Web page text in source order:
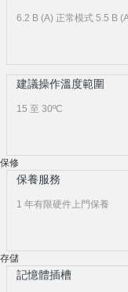
6.2 B (A) 正常模式 5.5 B
建議操作溫度範圍
15 至 30ºC
保修
保養服務
1 年有限硬件上門保養
存儲
記憶體插槽